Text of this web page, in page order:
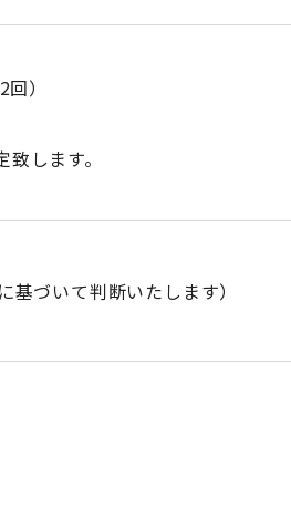
）
します。
づいて判断いたします）